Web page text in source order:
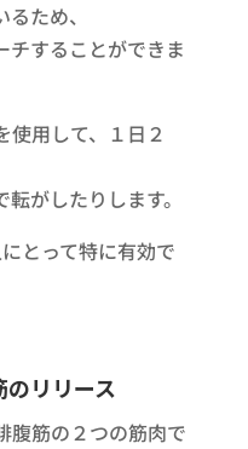
ため、
チすることができま
使用して、１日２
がしたりします。
とって特に有効で
のリリース
腹筋の２つの筋肉で